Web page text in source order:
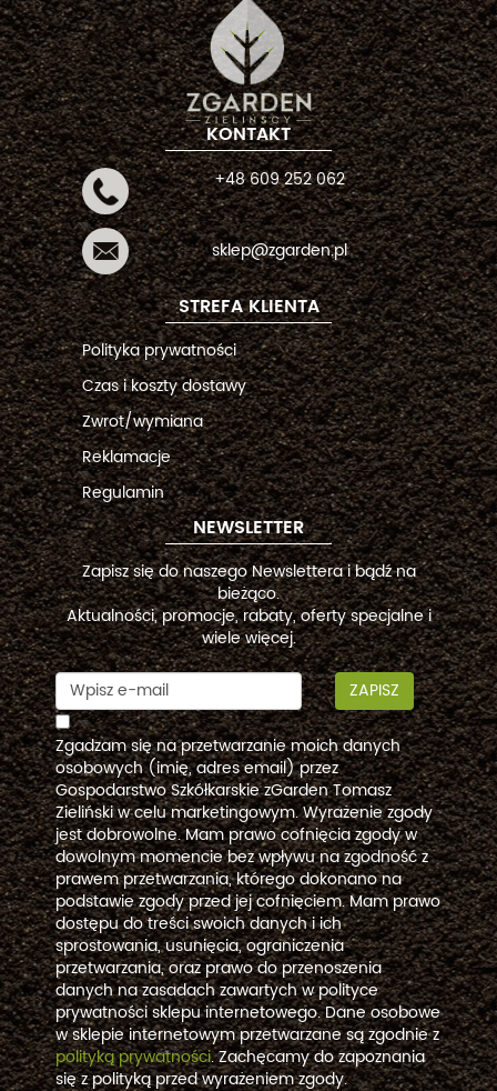
KONTAKT
+48 609 252 062
sklep@zgarden.pl
STREFA KLIENTA
Polityka prywatności
Czas i koszty dostawy
Zwrot/wymiana
Reklamacje
Regulamin
NEWSLETTER
Zapisz się do naszego Newslettera i bądź na
bieżąco.
Aktualności, promocje, rabaty, oferty specjalne i
wiele więcej.
ZAPISZ
Zgadzam się na przetwarzanie moich danych
osobowych (imię, adres email) przez
Gospodarstwo Szkółkarskie zGarden Tomasz
Zieliński w celu marketingowym. Wyrażenie zgody
jest dobrowolne. Mam prawo cofnięcia zgody w
dowolnym momencie bez wpływu na zgodność z
prawem przetwarzania, którego dokonano na
podstawie zgody przed jej cofnięciem. Mam prawo
dostępu do treści swoich danych i ich
sprostowania, usunięcia, ograniczenia
przetwarzania, oraz prawo do przenoszenia
danych na zasadach zawartych w polityce
prywatności sklepu internetowego. Dane osobowe
w sklepie internetowym przetwarzane są zgodnie z
polityką prywatności. Zachęcamy do zapoznania
się z polityką przed wyrażeniem zgody.